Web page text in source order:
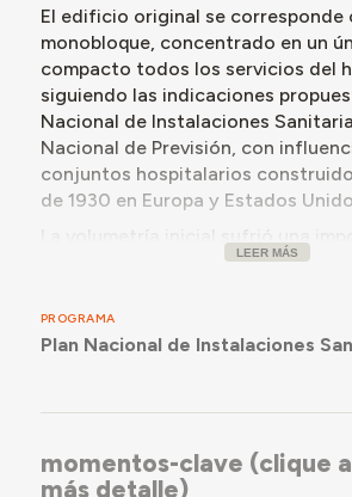
El edificio original se corresponde
monobloque, concentrado en un
compacto todos los servicios del
siguiendo las indicaciones
Nacional de Instalaciones
Nacional de Previsión, con
conjuntos hospitalarios
de 1930 en Europa y Estados
transformación en la reforma de
consultas se distribuían en torno a
interiores longitudinales y un gran
renovación actualmente en
plantea una recuperación de la
LEER MÁS
PROGRAMA
Plan Nacional de Instalaciones
momentos-clave (clique
más detalle)